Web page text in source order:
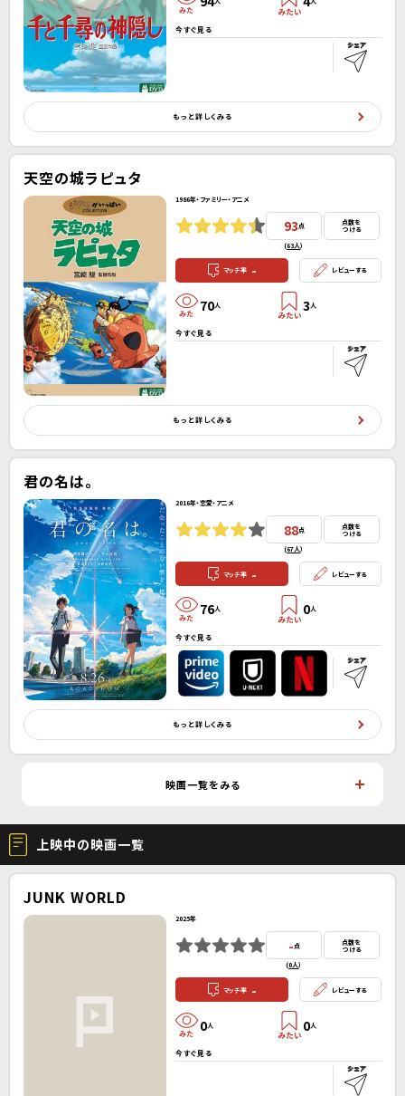
今すぐ見る
もっと詳しくみる
天空の城ラピュタ
1986年・ファミリー・アニメ
93点
(63人）
点数を
つける
マッチ率 - レビューする
70人 3人
今すぐ見る
もっと詳しくみる
君の名は。
2016年・恋愛・アニメ
88点
(67人）
点数を
つける
マッチ率 - レビューする
76人 0人
今すぐ見る
もっと詳しくみる
映画一覧をみる
上映中の映画一覧
JUNK WORLD
2025年
- 点
(0人）
点数を
つける
マッチ率 - レビューする
0人 0人
今すぐ見る